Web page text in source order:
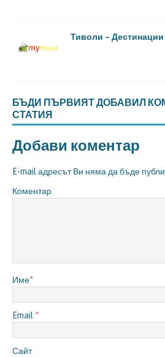
Тиволи –
БЪДИ ПЪРВИЯТ ДОБАВИЛ
СТАТИЯ
Добави коментар
E-mail адресът Ви няма да бъде
Коментар
Име*
Email *
Сайт